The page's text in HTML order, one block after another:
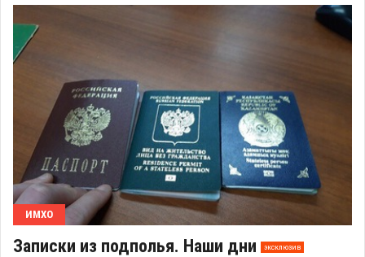
ИМХО
Записки из подполья. Наши дни эксклюзив